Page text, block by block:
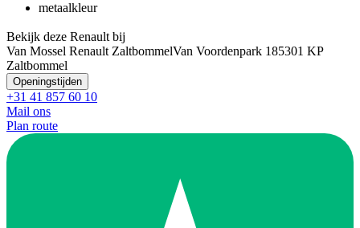
metaalkleur
Bekijk deze Renault bij
Van Mossel Renault ZaltbommelVan Voordenpark 185301 KP
Zaltbommel
Openingstijden
+31 41 857 60 10
Mail ons
Plan route